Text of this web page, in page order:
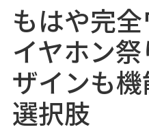
もはや完
イヤホン
ザインも
選択肢